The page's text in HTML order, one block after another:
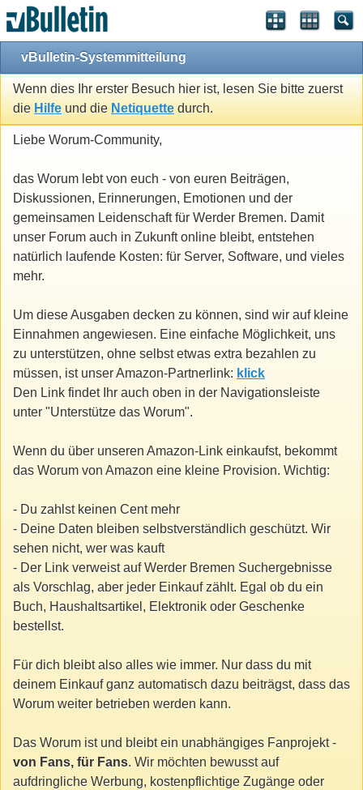
vBulletin-Systemmitteilung
Wenn dies Ihr erster Besuch hier ist, lesen Sie bitte zuerst
die Hilfe und die Netiquette durch.
Liebe Worum-Community,
das Worum lebt von euch - von euren Beiträgen,
Diskussionen, Erinnerungen, Emotionen und der
gemeinsamen Leidenschaft für Werder Bremen. Damit
unser Forum auch in Zukunft online bleibt, entstehen
natürlich laufende Kosten: für Server, Software, und vieles
mehr.
Um diese Ausgaben decken zu können, sind wir auf kleine
Einnahmen angewiesen. Eine einfache Möglichkeit, uns
zu unterstützen, ohne selbst etwas extra bezahlen zu
müssen, ist unser Amazon-Partnerlink: klick
Den Link findet Ihr auch oben in der Navigationsleiste
unter "Unterstütze das Worum".
Wenn du über unseren Amazon-Link einkaufst, bekommt
das Worum von Amazon eine kleine Provision. Wichtig:
- Du zahlst keinen Cent mehr
- Deine Daten bleiben selbstverständlich geschützt. Wir
sehen nicht, wer was kauft
- Der Link verweist auf Werder Bremen Suchergebnisse
als Vorschlag, aber jeder Einkauf zählt. Egal ob du ein
Buch, Haushaltsartikel, Elektronik oder Geschenke
bestellst.
Für dich bleibt also alles wie immer. Nur dass du mit
deinem Einkauf ganz automatisch dazu beiträgst, dass das
Worum weiter betrieben werden kann.
Das Worum ist und bleibt ein unabhängiges Fanprojekt -
von Fans, für Fans. Wir möchten bewusst auf
aufdringliche Werbung, kostenpflichtige Zugänge oder